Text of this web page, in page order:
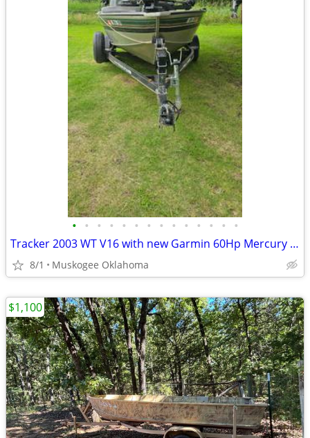
• • • • • • • • • • • • • •
Tracker 2003 WT V16 with new Garmin 60Hp Mercury and trolling motor
8/1 Muskogee Oklahoma
$1,100